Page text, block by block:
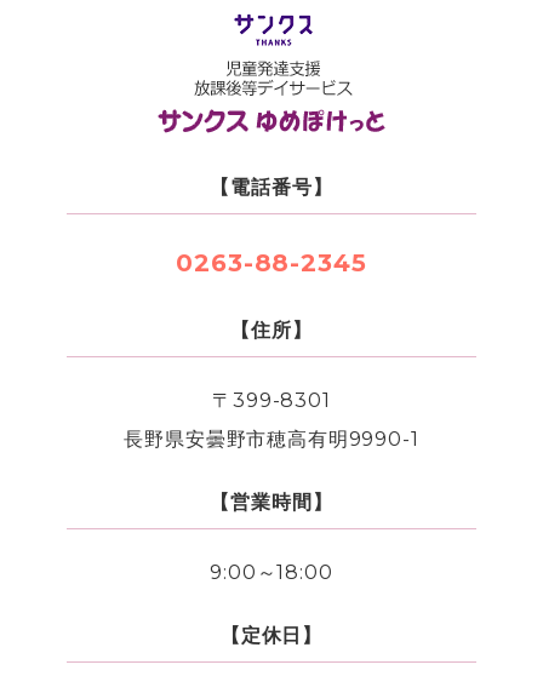
【電話番号】
0263-88-2345
【住所】
〒399-8301
長野県安曇野市穂高有明9990-1
【営業時間】
9:00～18:00
【定休日】